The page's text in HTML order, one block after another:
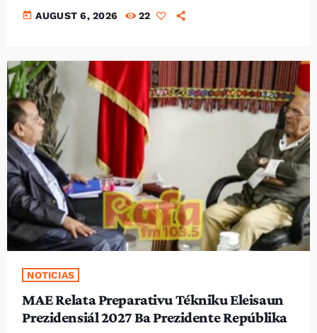
today AUGUST 6, 2026 22
NOTICIAS
MAE Relata Preparativu Tékniku Eleisaun
Prezidensiál 2027 Ba Prezidente Repúblika